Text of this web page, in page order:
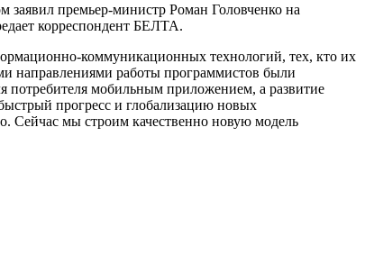
заявил премьер-министр Роман Головченко на
корреспондент БЕЛТА.
коммуникационных технологий, тех, кто их
направлениями работы программистов были
потребителя мобильным приложением, а развитие
прогресс и глобализацию новых
Сейчас мы строим качественно новую модель